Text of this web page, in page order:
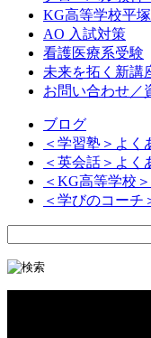
KG高等学校平
AO 入試対策
看護医療系受験
未来を拓く新講
お問い合わせ／
ブログ
＜学習塾＞よく
＜英会話＞よく
＜KG高等学校
＜学びのコーチ